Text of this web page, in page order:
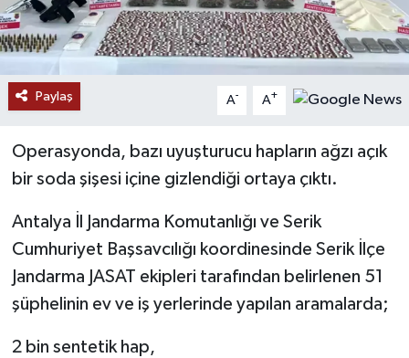
Paylaş A- A+
Operasyonda, bazı uyuşturucu hapların ağzı açık
bir soda şişesi içine gizlendiği ortaya çıktı.
Antalya İl Jandarma Komutanlığı ve Serik
Cumhuriyet Başsavcılığı koordinesinde Serik İlçe
Jandarma JASAT ekipleri tarafından belirlenen 51
şüphelinin ev ve iş yerlerinde yapılan aramalarda;
2 bin sentetik hap,